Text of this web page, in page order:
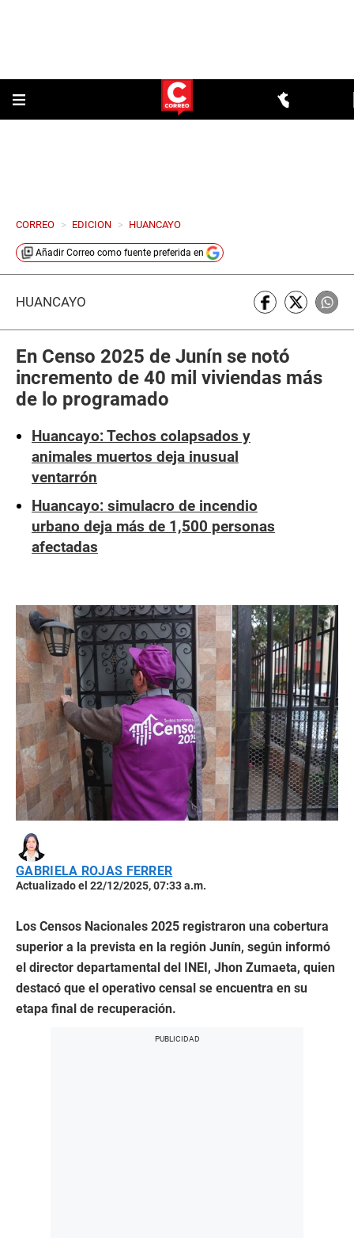
CORREO > EDICION > HUANCAYO
Añadir Correo como fuente preferida en
HUANCAYO
En Censo 2025 de Junín se notó
incremento de 40 mil viviendas más
de lo programado
Huancayo: Techos colapsados y
animales muertos deja inusual
ventarrón
Huancayo: simulacro de incendio
urbano deja más de 1,500 personas
afectadas
GABRIELA ROJAS FERRER
Actualizado el 22/12/2025, 07:33 a.m.
Los Censos Nacionales 2025 registraron una cobertura
superior a la prevista en la región Junín, según informó
el director departamental del INEI, Jhon Zumaeta, quien
destacó que el operativo censal se encuentra en su
etapa final de recuperación.